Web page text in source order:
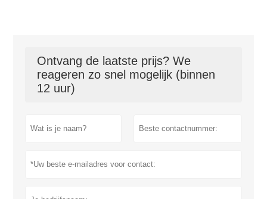
Ontvang de laatste prijs? We
reageren zo snel mogelijk (binnen
12 uur)